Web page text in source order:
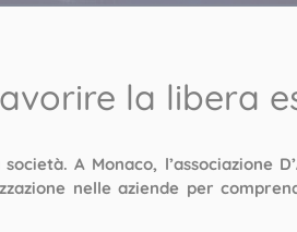
la libera
A Monaco, l’associazione
nelle aziende per